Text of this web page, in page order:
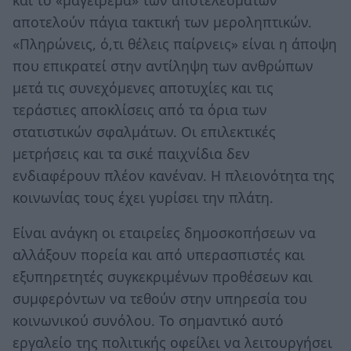
αποτελούν πάγια τακτική των μεροληπτικών.
«Πληρώνεις, ό,τι θέλεις παίρνεις» είναι η άποψη
που επικρατεί στην αντίληψη των ανθρώπων
μετά τις συνεχόμενες αποτυχίες και τις
τεράστιες αποκλίσεις από τα όρια των
στατιστικών σφαλμάτων. Οι επιλεκτικές
μετρήσεις και τα σικέ παιχνίδια δεν
ενδιαφέρουν πλέον κανέναν. Η πλειονότητα της
κοινωνίας τους έχει γυρίσει την πλάτη.
Είναι ανάγκη οι εταιρείες δημοσκοπήσεων να
αλλάξουν πορεία και από υπερασπιστές και
εξυπηρετητές συγκεκριμένων προθέσεων και
συμφερόντων να τεθούν στην υπηρεσία του
κοινωνικού συνόλου. Το σημαντικό αυτό
εργαλείο της πολιτικής οφείλει να λειτουργήσει